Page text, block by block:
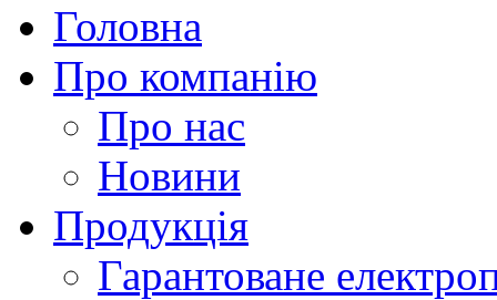
Головна
Про компанію
Про нас
Новини
Продукція
Гарантоване